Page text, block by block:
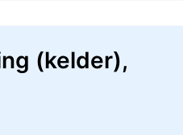
(kelder),